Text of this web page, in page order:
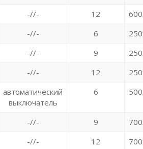
-//- 12
-//- 6
-//- 9
-//- 12
автоматический
выключатель
6
-//- 9
-//- 12